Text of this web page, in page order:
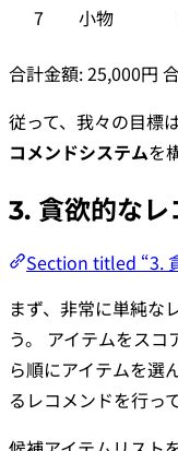
7 小物
合計金額: 25,000円
従って、我々の目標
コメンドシステムを
3. 貪欲的なレ
Section titled “3.
まず、非常に単純な
う。 アイテムをス
ら順にアイテムを選
るレコメンドを行っ